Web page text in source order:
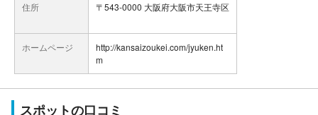
住所 〒543-0000 大阪府大阪市天王寺区
ホームページ
http://kansaizoukei.com/jyuken.ht
m
スポットの口コミ